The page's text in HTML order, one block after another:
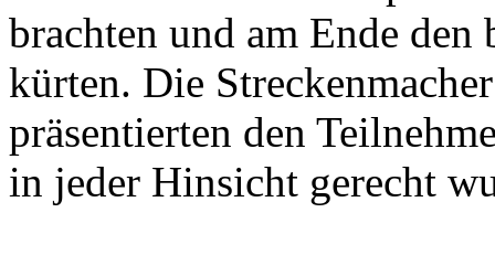
brachten und am Ende
kürten. Die
präsentierten den
in jeder Hinsicht gerecht